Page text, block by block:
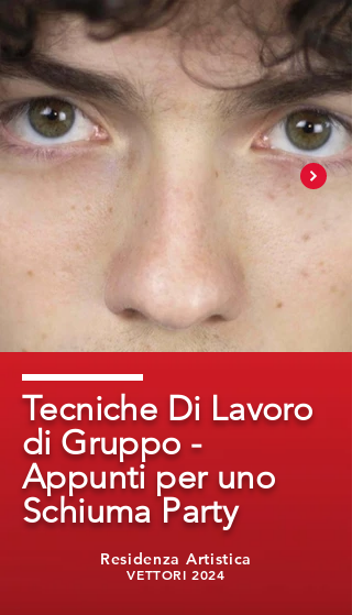
Tecniche Di Lavoro
di Gruppo -
Appunti per uno
Schiuma Party
VETTORI 2024
Residenza Artistica